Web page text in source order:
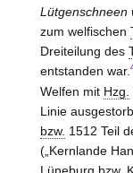
Lütgenschneen
zum welfischen
Dreiteilung des
entstanden war.
Welfen mit Hzg.
Linie
bzw. 1512 Teil
(„Kernlande
Lüneburg bzw.